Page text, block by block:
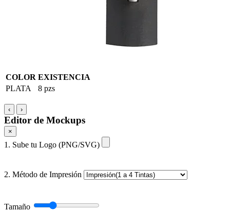
COLOR EXISTENCIA
PLATA
8 pzs
‹ ›
Editor de Mockups
×
1. Sube tu Logo (PNG/SVG)
2. Método de Impresión
Tamaño